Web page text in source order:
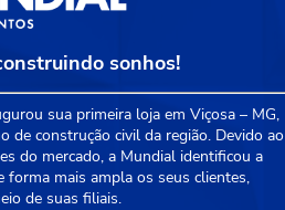
sonhos!
sua primeira loja em Viçosa – MG,
de construção civil da região. Devido ao
do mercado, a Mundial identificou a
forma mais ampla os seus clientes,
de suas filiais.